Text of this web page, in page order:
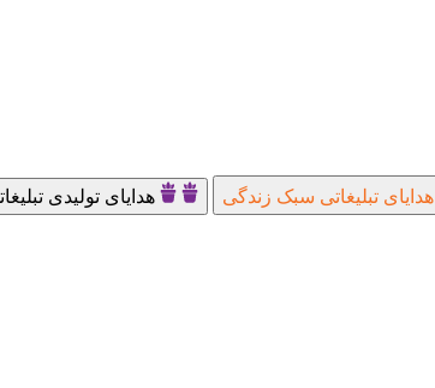
هدایای تبلیغاتی سبک زندگی هدایای تولیدی